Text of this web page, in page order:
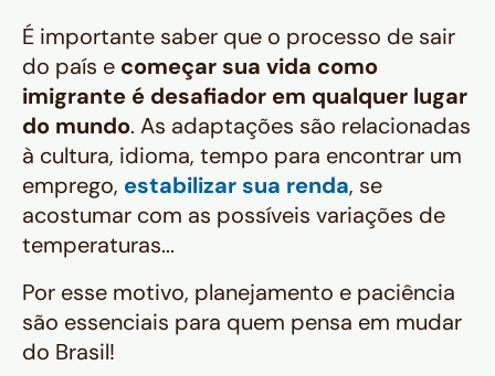
É importante saber que o processo de sair
do país e começar sua vida como
imigrante é desafiador em qualquer lugar
do mundo. As adaptações são relacionadas
à cultura, idioma, tempo para encontrar um
emprego, estabilizar sua renda, se
acostumar com as possíveis variações de
temperaturas...
Por esse motivo, planejamento e paciência
são essenciais para quem pensa em mudar
do Brasil!